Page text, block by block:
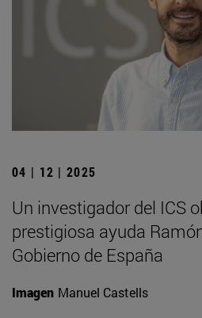
04 | 12 | 2025
Un investigador del ICS
prestigiosa ayuda
Gobierno de España
Imagen Manuel Castells